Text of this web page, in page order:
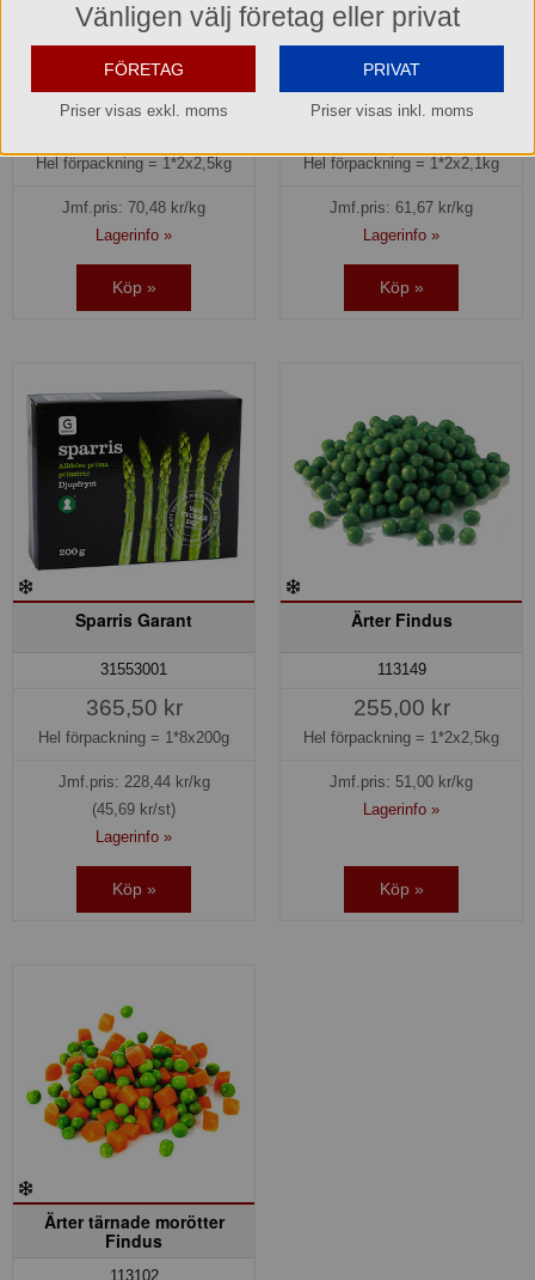
Majs Findus
113107
Hel förpackning = 1*2x2,5kg
Jmf.pris: 70,48 kr/kg
Lagerinfo »
Köp »
Sommargrönsaker Findus
113172
Hel förpackning = 1*2x2,1kg
Jmf.pris: 61,67 kr/kg
Lagerinfo »
Köp »
Sparris Garant
31553001
365,50 kr
Hel förpackning = 1*8x200g
Jmf.pris: 228,44kr/kg
(45,69 kr/st)
Lagerinfo »
Köp »
Ärter Findus
113149
255,00 kr
Hel förpackning = 1*2x2,5kg
Jmf.pris: 51,00 kr/kg
Lagerinfo »
Köp »
Ärter tärnade morötter
Findus
113102
Vänligen välj företag eller privat
FÖRETAG
Priser visas exkl. moms
PRIVAT
Priser visas inkl. moms